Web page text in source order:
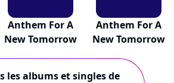
Anthem For A
New Tomorrow
Anthem For A
New Tomorrow
les albums et singles de